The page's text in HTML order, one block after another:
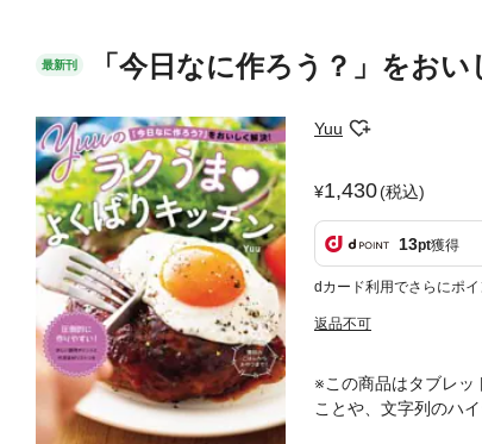
最新刊 「今日なに作ろう？」をお
Yuu
1,430(税込)
13pt獲得
dカード利用でさらにポ
返品不可
※この商品はタブレッ
ことや、文字列のハ
ー！SNSで大人気の